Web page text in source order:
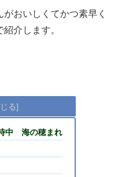
おいしくてかつ素早く
介します。
中 海の穂まれ